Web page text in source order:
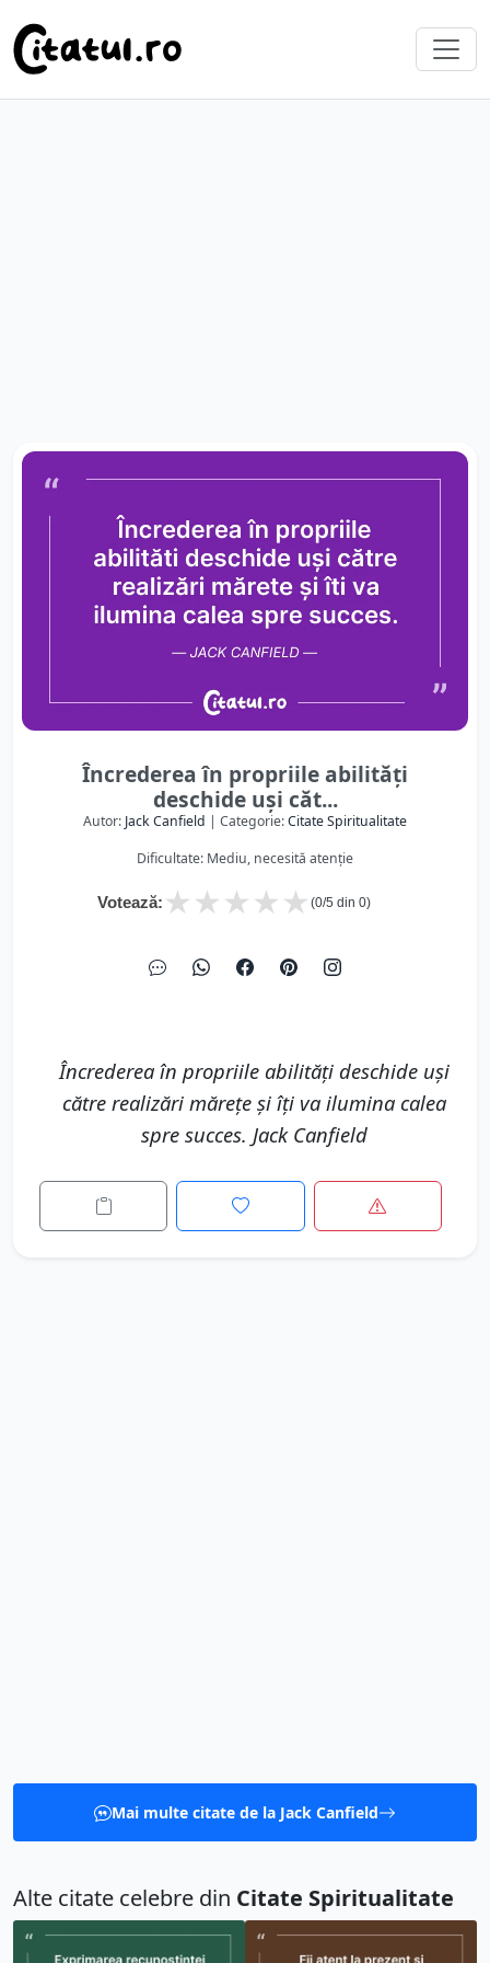
Încrederea în propriile abilități
deschide uși căt...
Autor: Jack Canfield | Categorie:Citate Spiritualitate
Dificultate: Mediu, necesită atenție
Votează: ★
★
★
★
★ (0/5 din 0)
Încrederea în propriile abilități deschide uși
către realizări mărețe și îți va ilumina calea
spre succes. Jack Canfield
Mai multe citate de la Jack Canfield
Alte citate celebre din Citate Spiritualitate